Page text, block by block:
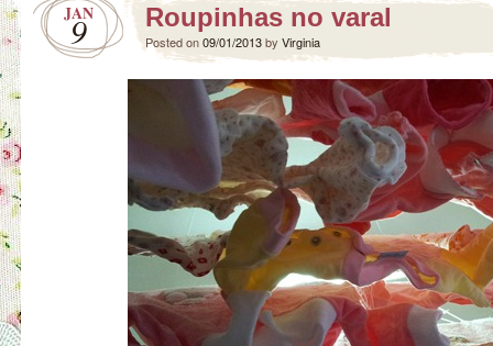
JAN
9 Roupinhas no varal
Posted on09/01/2013by Virginia